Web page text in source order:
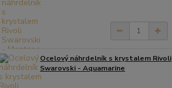
Ocelový náhrdelník s krystalem Rivoli
Swarovski - Aquamarine